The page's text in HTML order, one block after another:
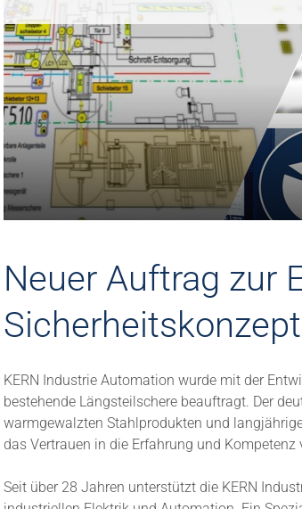
Neuer Auftrag zur
KERN Industrie Automation wurde mit der
bestehende Längsteilschere beauftragt. Der
warmgewalzten Stahlprodukten und
das Vertrauen in die Erfahrung und
Seit über 28 Jahren unterstützt die KERN